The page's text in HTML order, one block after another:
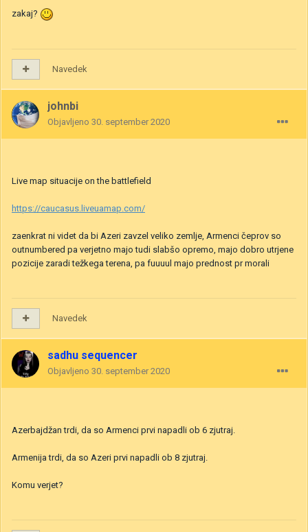
zakaj?
Navedek
johnbi
Objavljeno 30. september 2020
Live map situacije on the battlefield
https://caucasus.liveuamap.com/
zaenkrat ni videt da bi Azeri zavzel veliko zemlje, Armenci čeprov so
outnumbered pa verjetno majo tudi slabšo opremo, majo dobro utrjene
pozicije zaradi težkega terena, pa fuuuul majo prednost pr morali
Navedek
sadhu sequencer
Objavljeno 30. september 2020
Azerbajdžan trdi, da so Armenci prvi napadli ob 6 zjutraj.
Armenija trdi, da so Azeri prvi napadli ob 8 zjutraj.
Komu verjet?